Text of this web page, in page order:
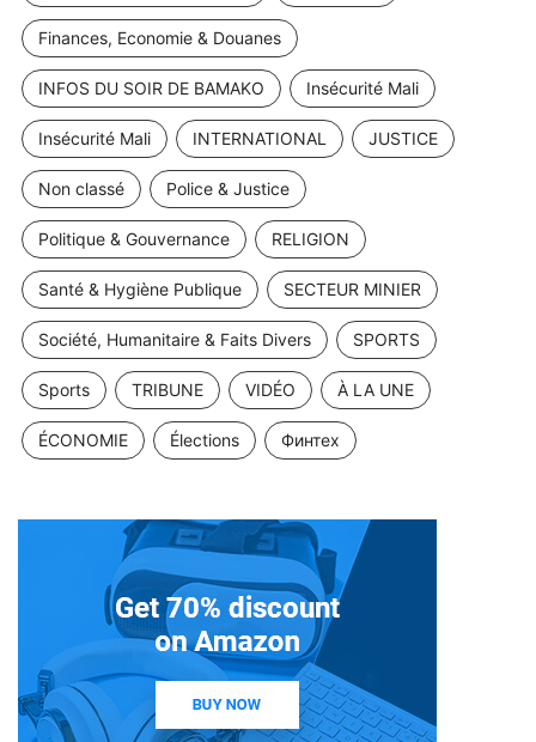
Finances, Economie & Douanes
INFOS DU SOIR DE BAMAKO Insécurité Mali
Insécurité Mali INTERNATIONAL JUSTICE
Non classé Police & Justice
Politique & Gouvernance RELIGION
Santé & Hygiène Publique SECTEUR MINIER
Société, Humanitaire & Faits Divers SPORTS
Sports TRIBUNE VIDÉO À LA UNE
ÉCONOMIE Élections Финтех